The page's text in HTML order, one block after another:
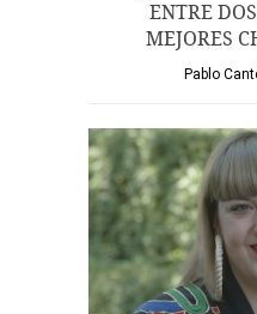
ENTRE
MEJORES
Pablo